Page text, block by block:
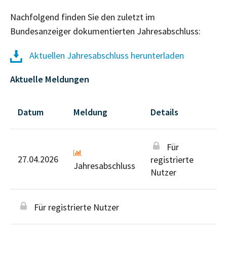
Nachfolgend finden Sie den zuletzt im
Bundesanzeiger dokumentierten Jahresabschluss:
Aktuellen Jahresabschluss herunterladen
Aktuelle Meldungen
Datum Meldung Details
27.04.2026
Jahresabschluss
Für
registrierte
Nutzer
Für registrierte Nutzer